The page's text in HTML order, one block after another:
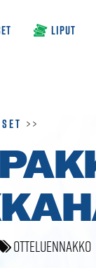
LIPUT
>>
Otteluennakko